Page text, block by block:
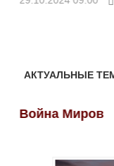
АКТУАЛЬНЫЕ
Война Миров